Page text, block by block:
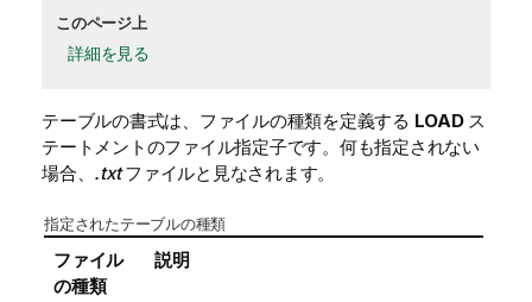
このページ上
詳細を見る
テーブルの書式は、ファイルの種類を定義する LOADス
テートメントのファイル指定子です。何も指定されない
場合、 .txtファイルと見なされます。
指定されたテーブルの種類
ファイル
の種類
説明